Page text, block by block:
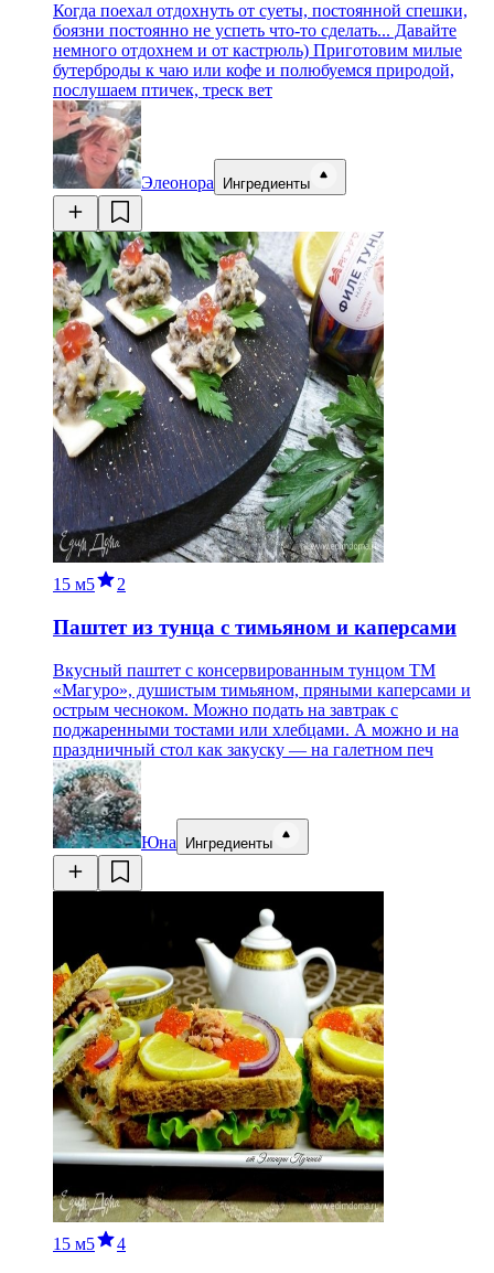
Когда поехал отдохнуть от суеты, постоянной спешки,
боязни постоянно не успеть что-то сделать... Давайте
немного отдохнем и от кастрюль) Приготовим милые
бутерброды к чаю или кофе и полюбуемся природой,
послушаем птичек, треск вет
Элеонора Ингредиенты
15 м5 2
Паштет из тунца с тимьяном и каперсами
Вкусный паштет с консервированным тунцом ТМ
«Магуро», душистым тимьяном, пряными каперсами и
острым чесноком. Можно подать на завтрак с
поджаренными тостами или хлебцами. А можно и на
праздничный стол как закуску — на галетном печ
Юна Ингредиенты
15 м5 4